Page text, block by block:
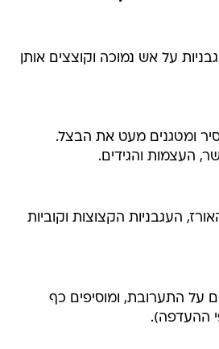
על אש נמוכה וקוצצים אותן
ומטגנים מעט את הבצל.
העצמות והגידים.
העגבניות הקצוצות וקוביות
על התערובת, ומוסיפים כף
ההעדפה).